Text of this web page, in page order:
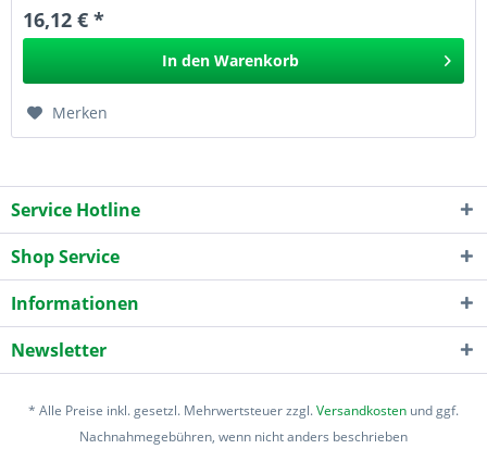
16,12 € *
In den Warenkorb
Merken
Service Hotline
Shop Service
Informationen
Newsletter
* Alle Preise inkl. gesetzl. Mehrwertsteuer zzgl.Versandkosten und ggf.
Nachnahmegebühren, wenn nicht anders beschrieben